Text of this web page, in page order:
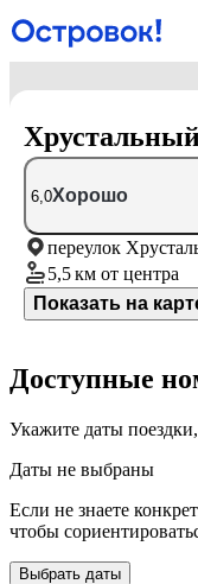
6,0Хорошо
переулок
5,5 км от центра
Показать на
Доступные
Укажите даты
Даты не выбраны
Если не знаете
чтобы
Выбрать даты